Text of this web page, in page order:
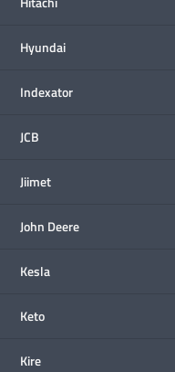
Hyundai
Indexator
JCB
Jiimet
John Deere
Kesla
Keto
Kire